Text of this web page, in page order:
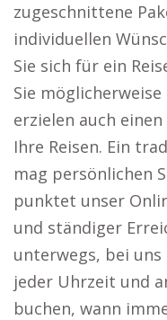
zugeschnittene
individuellen
Sie sich für ein
Sie
erzielen auch
Ihre Reisen. Ein
mag persönlichen
punktet unser
und ständiger
unterwegs, bei uns
jeder Uhrzeit und
buchen, wann